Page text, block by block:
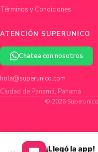
Términos y Condiciones
ATENCIÓN SUPERUNICO
Chatea con nosotros
hola@superunico.com
Ciudad de Panamá, Panamá
© 2026
¡Llegó la app!